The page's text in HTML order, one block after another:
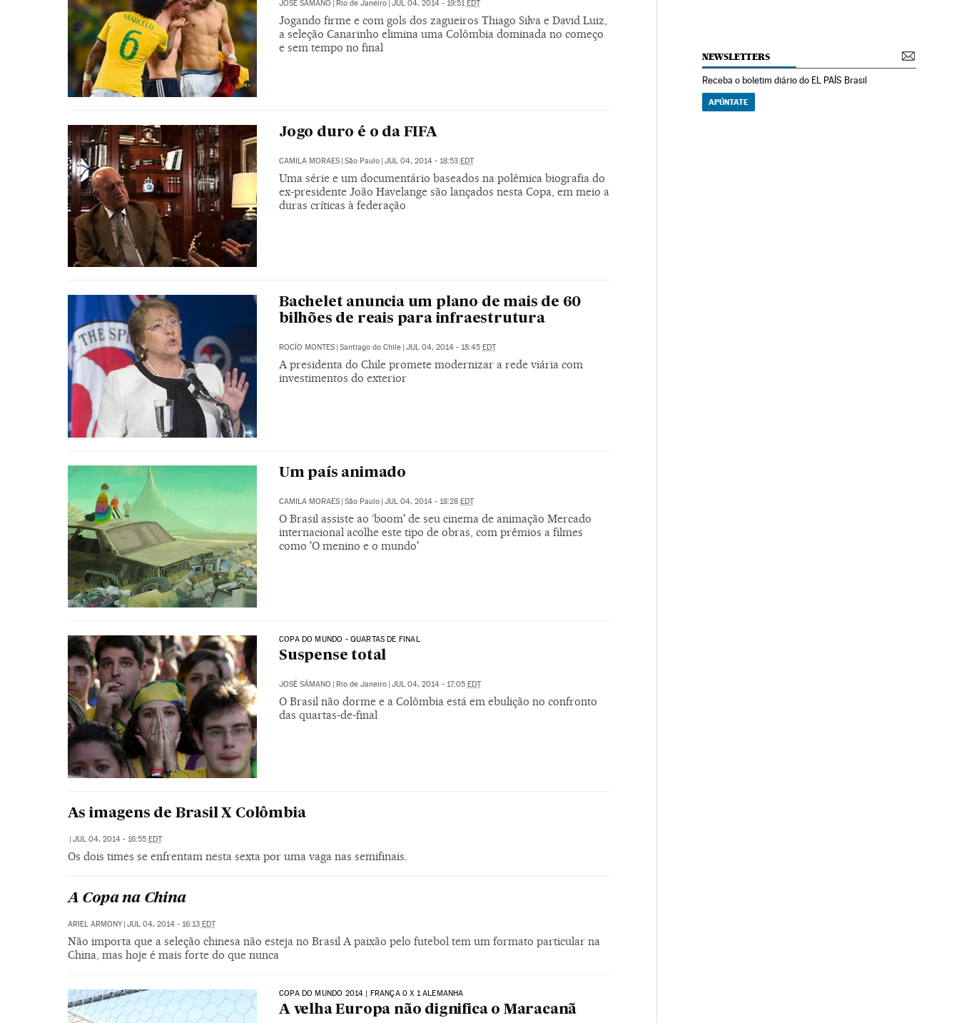
JOSÉ SÁMANO | Rio de Janeiro | JUL 04, 2014 - 19:51 EDT
Jogando firme e com gols dos zagueiros Thiago Silva e David Luiz,
a seleção Canarinho elimina uma Colômbia dominada no começo
e sem tempo no final
Jogo duro é o da FIFA
CAMILA MORAES | São Paulo | JUL 04, 2014 - 18:53 EDT
Uma série e um documentário baseados na polêmica biografia do
ex-presidente João Havelange são lançados nesta Copa, em meio a
duras críticas à federação
Bachelet anuncia um plano de mais de 60
bilhões de reais para infraestrutura
ROCÍO MONTES Santiago do Chile JUL 04, 2014 - 18:45 EDT
A presidenta do Chile promete modernizar a rede viária com
investimentos do exterior
Um país animado
CAMILA MORAES | São Paulo | JUL 04, 2014 - 18:28 EDT
O Brasil assiste ao ‘boom' de seu cinema de animação Mercado
internacional acolhe este tipo de obras, com prêmios a filmes
como 'O menino e o mundo'
COPA DO MUNDO - QUARTAS DE FINAL
Suspense total
JOSÉ SÁMANO Rio de Janeiro JUL 04, 2014 - 17:05 EDT
O Brasil não dorme e a Colômbia está em ebulição no confronto
das quartas-de-final
As imagens de Brasil X Colômbia
| JUL 04, 2014 - 16:55 EDT
Os dois times se enfrentam nesta sexta por uma vaga nas semifinais.
A Copa na China
ARIEL ARMONY | JUL 04, 2014 - 16:13 EDT
Não importa que a seleção chinesa não esteja no Brasil A paixão pelo futebol tem um formato particular na
China, mas hoje é mais forte do que nunca
COPA DO MUNDO 2014 | FRANÇA 0 X 1 ALEMANHA
A velha Europa não dignifica o Maracanã
NEWSLETTERS
Receba o boletim diário do EL PAÍS Brasil
APÚNTATE